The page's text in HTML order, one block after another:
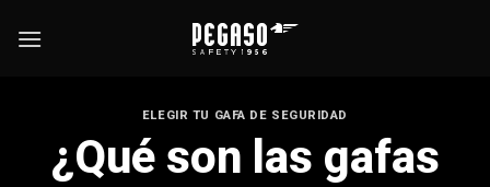
ELEGIR TU GAFA DE SEGURIDAD
¿Qué son las gafas